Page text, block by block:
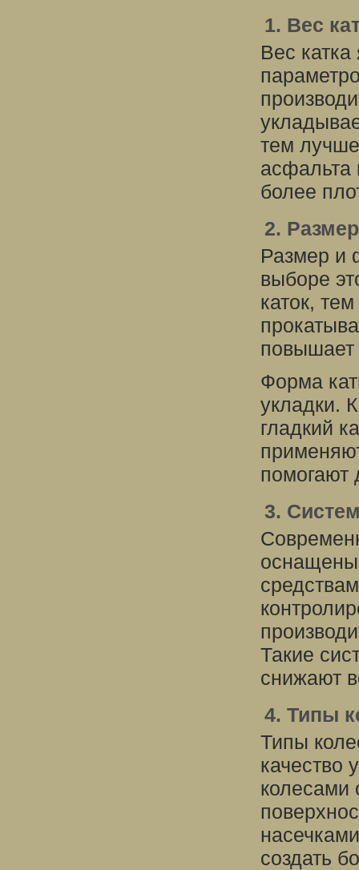
1. Вес
Вес
тем
асфальта
более
2.
Размер и
выборе
каток,
повышает
Форма
укладки.
гладкий
помогают
3.
оснащены
Такие
снижают
4. Типы
Типы
качество
колесами
создать